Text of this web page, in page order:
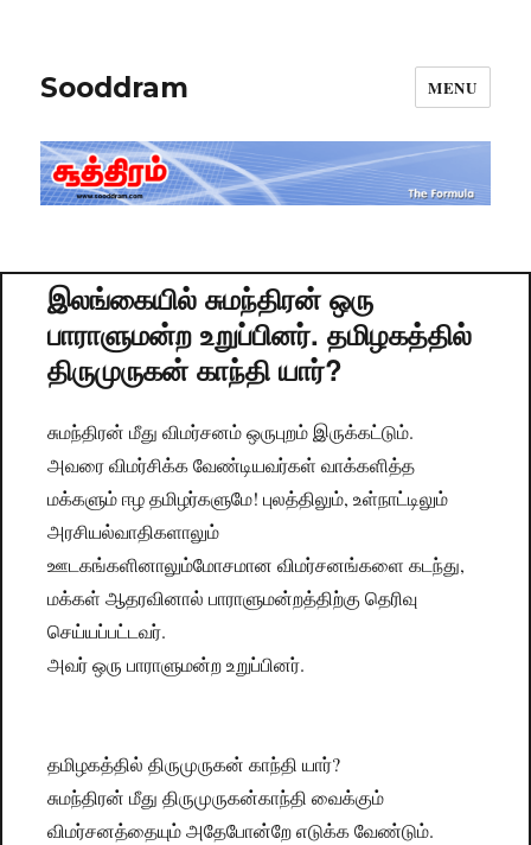
Sooddram MENU
இலங்கையில் சுமந்திரன் ஒரு
பாராளுமன்ற உறுப்பினர். தமிழகத்தில்
திருமுருகன் காந்தி யார்?
சுமந்திரன் மீது விமர்சனம் ஒருபுறம் இருக்கட்டும்.
அவரை விமர்சிக்க வேண்டியவர்கள் வாக்களித்த
மக்களும் ஈழ தமிழர்களுமே! புலத்திலும், உள்நாட்டிலும்
அரசியல்வாதிகளாலும்
ஊடகங்களினாலும்மோசமான விமர்சனங்களை கடந்து,
மக்கள் ஆதரவினால் பாராளுமன்றத்திற்கு தெரிவு
செய்யப்பட்டவர்.
அவர் ஒரு பாராளுமன்ற உறுப்பினர்.
தமிழகத்தில் திருமுருகன் காந்தி யார்?
சுமந்திரன் மீது திருமுருகன்காந்தி வைக்கும்
விமர்சனத்தையும் அதேபோன்றே எடுக்க வேண்டும்.